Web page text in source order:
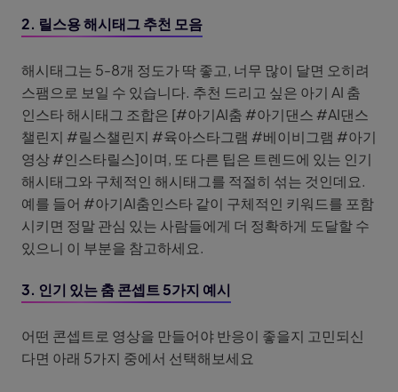
2. 릴스용 해시태그 추천 모음
해시태그는 5-8개 정도가 딱 좋고, 너무 많이 달면 오히려
스팸으로 보일 수 있습니다. 추천 드리고 싶은 아기 AI 춤
인스타 해시태그 조합은 [#아기AI춤 #아기댄스 #AI댄스
챌린지 #릴스챌린지 #육아스타그램 #베이비그램 #아기
영상 #인스타릴스]이며, 또 다른 팁은 트렌드에 있는 인기
해시태그와 구체적인 해시태그를 적절히 섞는 것인데요.
예를 들어 #아기AI춤인스타 같이 구체적인 키워드를 포함
시키면 정말 관심 있는 사람들에게 더 정확하게 도달할 수
있으니 이 부분을 참고하세요.
3. 인기 있는 춤 콘셉트 5가지 예시
어떤 콘셉트로 영상을 만들어야 반응이 좋을지 고민되신
다면 아래 5가지 중에서 선택해보세요